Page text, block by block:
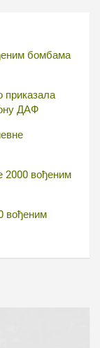
бомбама
приказала
ДАФ
2000 вођеним
вођеним